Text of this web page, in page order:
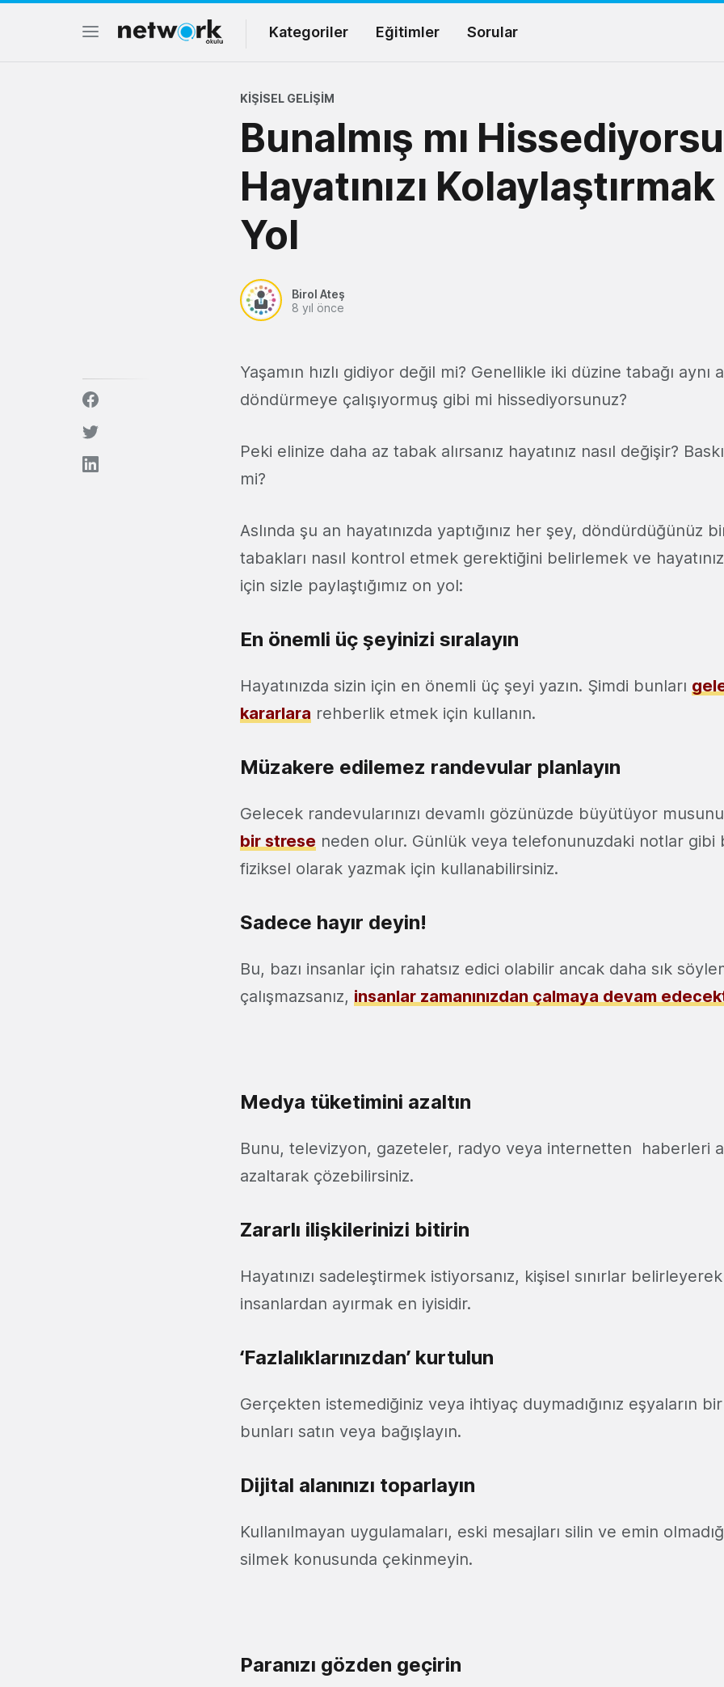
Kategoriler Eğitimler Sorular
KIŞISEL GELIŞIM
Bunalmış mı
Hayatınızı
Yol
Birol Ateş
8 yıl önce
Yaşamın hızlı gidiyor değil mi? Genellikle iki düzine tabağı aynı
döndürmeye çalışıyormuş gibi mi hissediyorsunuz?
Peki elinize daha az tabak alırsanız hayatınız nasıl değişir?
mi?
Aslında şu an hayatınızda yaptığınız her şey, döndürdüğünüz
tabakları nasıl kontrol etmek gerektiğini belirlemek ve
için sizle paylaştığımız on yol:
En önemli üç şeyinizi sıralayın
Hayatınızda sizin için en önemli üç şeyi yazın. Şimdi bunları
kararlara rehberlik etmek için kullanın.
Müzakere edilemez randevular planlayın
Gelecek randevularınızı devamlı gözünüzde büyütüyor
bir strese neden olur. Günlük veya telefonunuzdaki notlar gibi
fiziksel olarak yazmak için kullanabilirsiniz.
Sadece hayır deyin!
Bu, bazı insanlar için rahatsız edici olabilir ancak daha sık
çalışmazsanız, insanlar zamanınızdan çalmaya devam
Medya tüketimini azaltın
Bunu, televizyon, gazeteler, radyo veya internetten haberleri
azaltarak çözebilirsiniz.
Zararlı ilişkilerinizi bitirin
Hayatınızı sadeleştirmek istiyorsanız, kişisel sınırlar
insanlardan ayırmak en iyisidir.
‘Fazlalıklarınızdan’ kurtulun
Gerçekten istemediğiniz veya ihtiyaç duymadığınız eşyaların
bunları satın veya bağışlayın.
Dijital alanınızı toparlayın
Kullanılmayan uygulamaları, eski mesajları silin ve emin
silmek konusunda çekinmeyin.
Paranızı gözden geçirin